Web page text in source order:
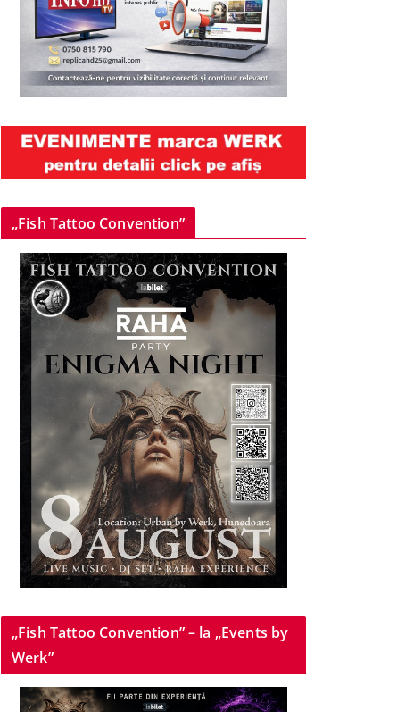
„Fish Tattoo Convention”
„Fish Tattoo Convention” – la „Events by
Werk”